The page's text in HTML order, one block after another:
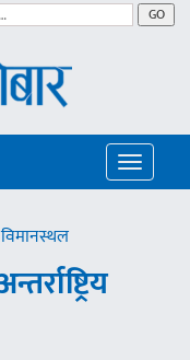
GO
Toggle
विमानस्थल